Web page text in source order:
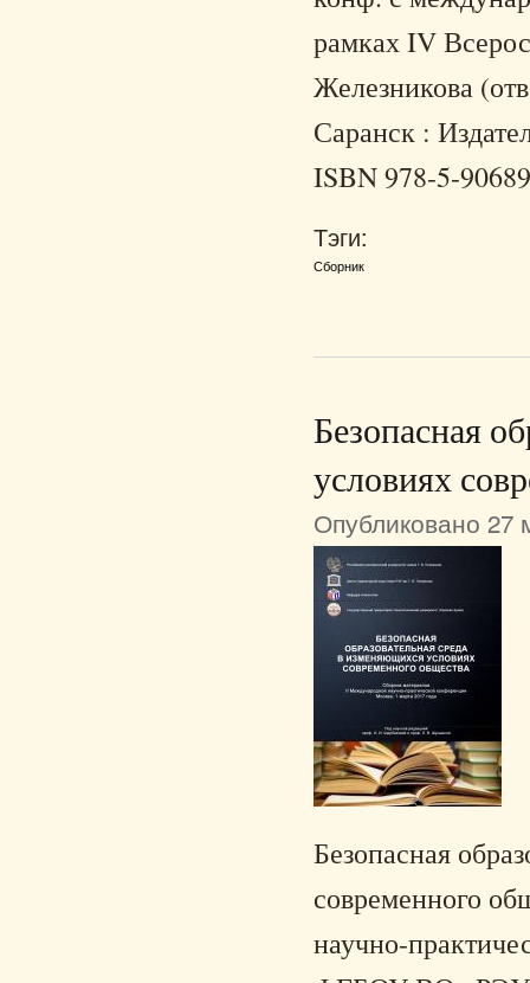
рамках IV
Железникова
Саранск :
ISBN 978-5-
Тэги:
Сборник
Безопасная
условиях
Опубликовано 27
Безопасная
современного
научно-